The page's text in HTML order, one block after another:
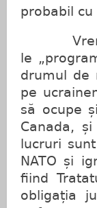
probabil cu
le
drumul de
pe
să ocupe
Canada,
lucruri
NATO și
fiind
obligația